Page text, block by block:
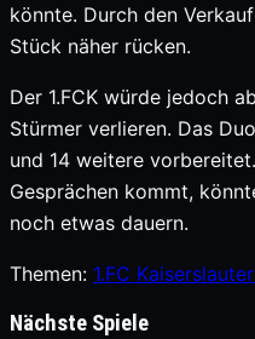
könnte. Durch den
Stück näher rücken.
Der 1.FCK würde jedoch
Stürmer verlieren. Das
und 14 weitere
Gesprächen kommt,
noch etwas dauern.
Themen: 1.FC
Nächste Spiele